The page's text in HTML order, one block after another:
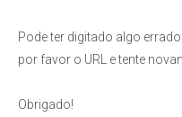
Pode ter digitado algo
por favor o URL e tente
Obrigado!